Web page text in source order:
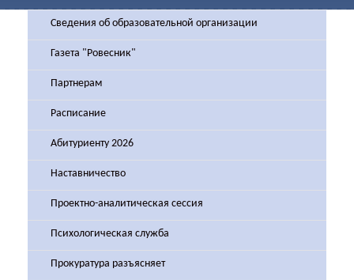
Сведения об образовательной организации
Газета "Ровесник"
Партнерам
Расписание
Абитуриенту 2026
Наставничество
Проектно-аналитическая сессия
Психологическая служба
Прокуратура разъясняет